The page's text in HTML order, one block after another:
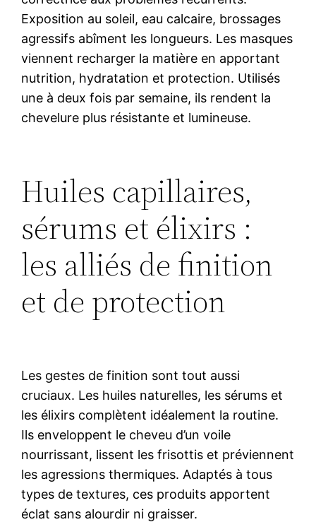
Exposition au soleil, eau calcaire, brossages
agressifs abîment les longueurs. Les masques
viennent recharger la matière en apportant
nutrition, hydratation et protection. Utilisés
une à deux fois par semaine, ils rendent la
chevelure plus résistante et lumineuse.
Huiles capillaires,
sérums et élixirs :
les alliés de finition
et de protection
Les gestes de finition sont tout aussi
cruciaux. Les huiles naturelles, les sérums et
les élixirs complètent idéalement la routine.
Ils enveloppent le cheveu d’un voile
nourrissant, lissent les frisottis et préviennent
les agressions thermiques. Adaptés à tous
types de textures, ces produits apportent
éclat sans alourdir ni graisser.